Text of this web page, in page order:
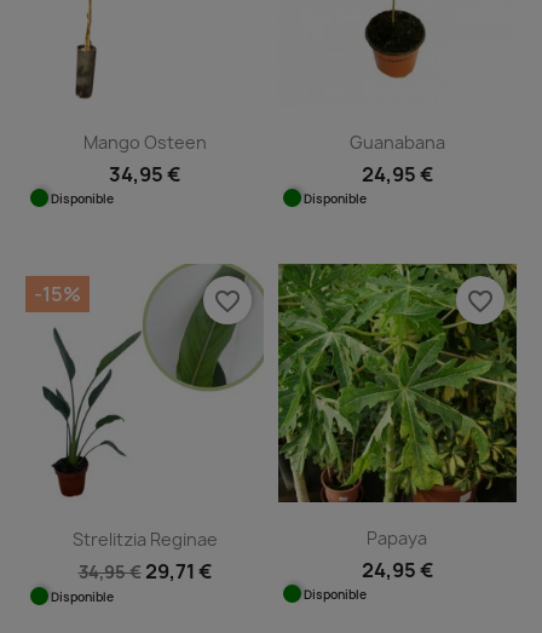
Mango Osteen
34,95 €
Disponible
Guanabana
24,95 €
Disponible
Strelitzia Reginae
34,95 € 29,71 €
Disponible
-15% favorite_border
Papaya
24,95 €
Disponible
favorite_border